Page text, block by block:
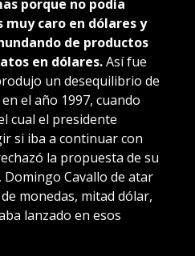
porque no podía
caro en dólares y
de productos
en dólares.Así fue
un desequilibrio de
el año 1997, cuando
cual el presidente
si iba a continuar con
la propuesta de su
Cavallo de atar
monedas, mitad dólar,
lanzado en esos